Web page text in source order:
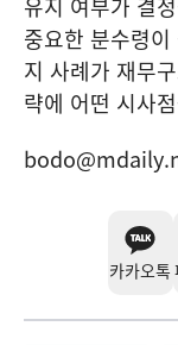
유지 여부가 결
중요한 분수령
지 사례가 재무
략에 어떤 시사
카카오톡